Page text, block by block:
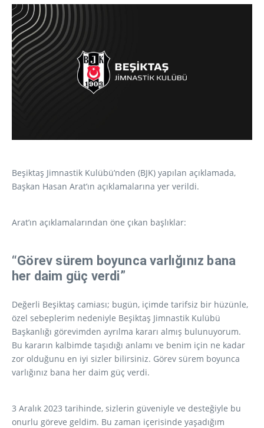
Beşiktaş Jimnastik Kulübü’nden (BJK) yapılan açıklamada,
Başkan Hasan Arat’ın açıklamalarına yer verildi.
Arat’ın açıklamalarından öne çıkan başlıklar:
“Görev sürem boyunca varlığınız bana
her daim güç verdi”
Değerli Beşiktaş camiası; bugün, içimde tarifsiz bir hüzünle,
özel sebeplerim nedeniyle Beşiktaş Jimnastik Kulübü
Başkanlığı görevimden ayrılma kararı almış bulunuyorum.
Bu kararın kalbimde taşıdığı anlamı ve benim için ne kadar
zor olduğunu en iyi sizler bilirsiniz. Görev sürem boyunca
varlığınız bana her daim güç verdi.
3 Aralık 2023 tarihinde, sizlerin güveniyle ve desteğiyle bu
onurlu göreve geldim. Bu zaman içerisinde yaşadığım